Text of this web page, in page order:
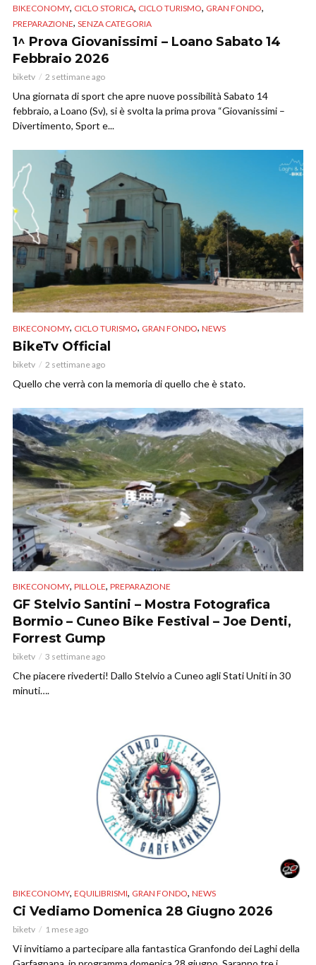
BIKECONOMY, CICLO STORICA, CICLO TURISMO, GRAN FONDO,
PREPARAZIONE, SENZA CATEGORIA
1^ Prova Giovanissimi – Loano Sabato 14
Febbraio 2026
biketv 2 settimane ago
Una giornata di sport che apre nuove possibilità Sabato 14
febbraio, a Loano (Sv), si è svolta la prima prova “Giovanissimi –
Divertimento, Sport e...
BIKECONOMY, CICLO TURISMO, GRAN FONDO, NEWS
BikeTv Official
biketv 2 settimane ago
Quello che verrà con la memoria di quello che è stato.
BIKECONOMY, PILLOLE, PREPARAZIONE
GF Stelvio Santini – Mostra Fotografica
Bormio – Cuneo Bike Festival – Joe Denti,
Forrest Gump
biketv 3 settimane ago
Che piacere rivederti! Dallo Stelvio a Cuneo agli Stati Uniti in 30
minuti….
BIKECONOMY, EQUILIBRISMI, GRAN FONDO, NEWS
Ci Vediamo Domenica 28 Giugno 2026
biketv 1 mese ago
Vi invitiamo a partecipare alla fantastica Granfondo dei Laghi della